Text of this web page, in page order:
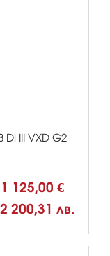
III VXD G2
1 125,00 €
2 200,31 лв.